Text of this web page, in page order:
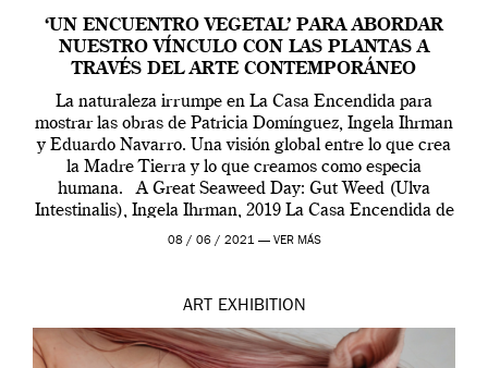
‘UN ENCUENTRO VEGETAL’ PARA ABORDAR
NUESTRO VÍNCULO CON LAS PLANTAS A
TRAVÉS DEL ARTE CONTEMPORÁNEO
La naturaleza irrumpe en La Casa Encendida para
mostrar las obras de Patricia Domínguez, Ingela Ihrman
y Eduardo Navarro. Una visión global entre lo que crea
la Madre Tierra y lo que creamos como especia
humana. A Great Seaweed Day: Gut Weed (Ulva
Intestinalis), Ingela Ihrman, 2019 La Casa Encendida de
Madrid y la Wellcome […]
08 / 06 / 2021 — VER MÁS
ART EXHIBITION